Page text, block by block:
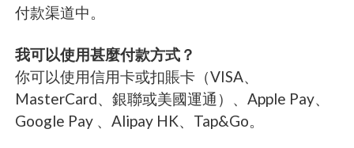
付款渠道中。
我可以使用甚麼付款方式？
你可以使用信用卡或扣賬卡（VISA、
MasterCard、銀聯或美國運通）、Apple Pay、
Google Pay 、Alipay HK、Tap&Go。